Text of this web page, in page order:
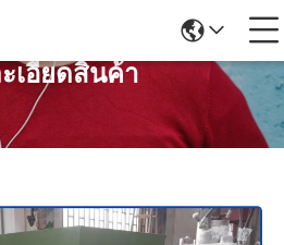
เอียดสินค้า